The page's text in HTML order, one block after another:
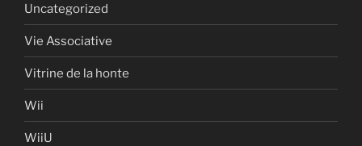
Uncategorized
Vie Associative
Vitrine de la honte
Wii
WiiU